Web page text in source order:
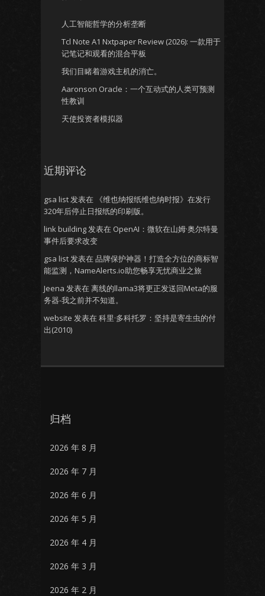
人工智能哲学的分析垄断
Tcl Note A1 Nxtpaper Review (2026): 一款用于
记笔记和观看的混合平板
我们目睹着游戏主机的消亡。
Aaronson Oracle：一个互动式的人类可预测
性教训
天使投资者模拟器
近期评论
gsa list发表在
《维也纳报纸维也纳时报》在发行
320年后停止日报纸的印刷版。
link building发表在 OpenAI：微软在山姆·奥尔特曼
事件后要求改变
gsa list发表在 品牌保护神器！打造全方位的商标智
能监测，NameAlerts.io助您畅享无忧商业之旅
Jeena 发表在 离线的llama3将更正发送回Meta的服
务器-我之前并不知道。
website 发表在 科里·多科托罗：坚持是寄生虫的付
出(2010)
归档
2026 年 8 月
2026 年 7 月
2026 年 6 月
2026 年 5 月
2026 年 4 月
2026 年 3 月
2026 年 2 月